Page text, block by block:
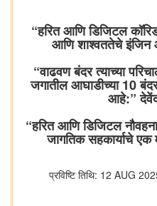
“हरित आणि डिजिटल
आणि शाश्वततेचे इंजिन
“वाढवण बंदर त्याच्या
जगातील आघाडीच्या 10
आहे:”
“हरित आणि डिजिटल
जागतिक सहकार्याचे
प्रविष्टि तिथि: 12 AUG